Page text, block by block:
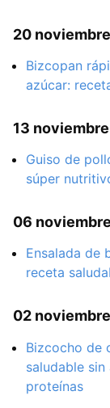
20 noviembre
Bizcopan
azúcar:
13 noviembre
Guiso de
súper
06 noviembre
Ensalada de
receta
02 noviembre
Bizcocho de
saludable
proteínas